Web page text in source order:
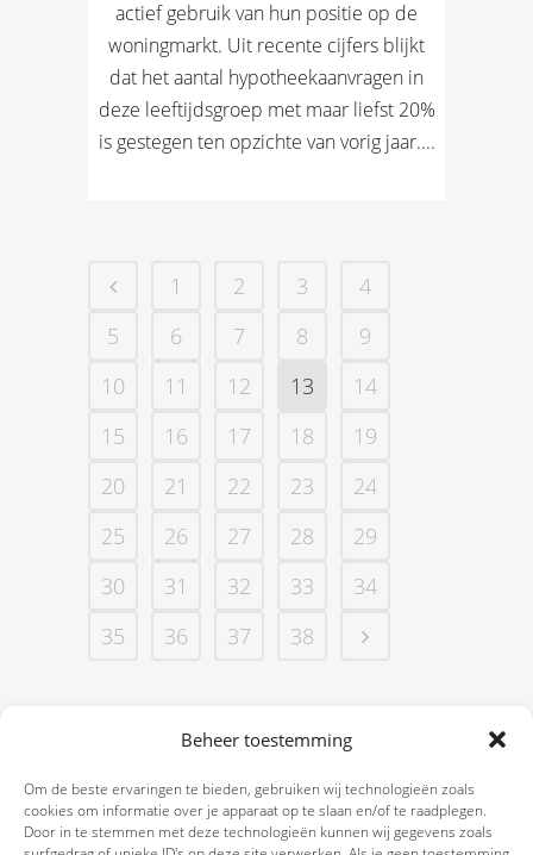
Beheer toestemming
Om de beste ervaringen te bieden, gebruiken wij technologieën zoals
cookies om informatie over je apparaat op te slaan en/of te raadplegen.
Door in te stemmen met deze technologieën kunnen wij gegevens zoals
actief gebruik van hun positie op de
woningmarkt. Uit recente cijfers blijkt
dat het aantal hypotheekaanvragen in
deze leeftijdsgroep met maar liefst 20%
is gestegen ten opzichte van vorig jaar....
1 2 3
4
5
6 7 8
9
10
11 12 13
14
15
16 17 18
19
20
21 22 23
24
25
26 27 28
29
30
31 32 33
34
35
36 37 38